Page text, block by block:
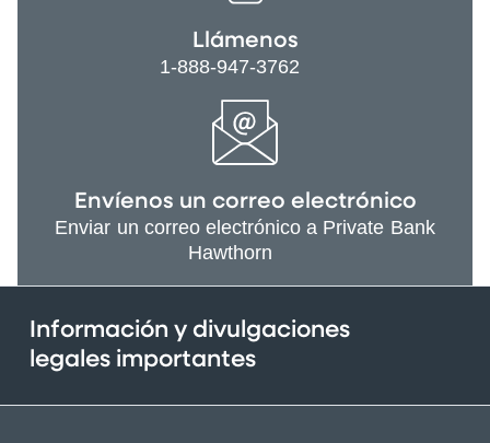
Llámenos
1-888-947-3762
Envíenos un correo electrónico
Enviar un correo electrónico a Private Bank
Hawthorn
Información y divulgaciones
legales importantes